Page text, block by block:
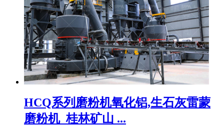
HCQ系列磨粉机氧化铝,生石灰雷蒙
磨粉机_桂林矿山 ...